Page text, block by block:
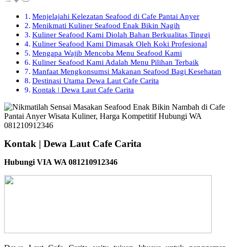
Menjelajahi Kelezatan Seafood di Cafe Pantai Anyer
Menikmati Kuliner Seafood Enak Bikin Nagih
Kuliner Seafood Kami Diolah Bahan Berkualitas Tinggi
Kuliner Seafood Kami Dimasak Oleh Koki Profesional
Mengapa Wajib Mencoba Menu Seafood Kami
Kuliner Seafood Kami Adalah Menu Pilihan Terbaik
Manfaat Mengkonsumsi Makanan Seafood Bagi Kesehatan
Destinasi Utama Dewa Laut Cafe Carita
Kontak | Dewa Laut Cafe Carita
Kontak | Dewa Laut Cafe Carita
Hubungi VIA WA 081210912346